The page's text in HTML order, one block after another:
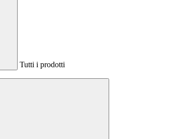
Tutti i prodotti